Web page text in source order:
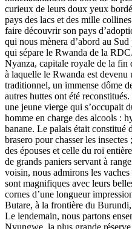
curieux de leurs doux yeux
pays des lacs et des mille
faire découvrir son pays
qui nous mènera d’abord au
qui sépare le Rwanda de la
Nyanza, capitale royale de la fin
à laquelle le Rwanda est
traditionnel, un immense dôme
autres huttes ont été
une jeune vierge qui s’occupait
homme en charge des alcools :
banane. Le palais était constitué
brasero pour chasser les
des épouses et celle du roi
de grands paniers servant à
voisin, nous admirons les
sont magnifiques avec leurs
cornes d’une longueur
Butare, à la frontière du
Le lendemain, nous partons
Nyungwe, la plus grande